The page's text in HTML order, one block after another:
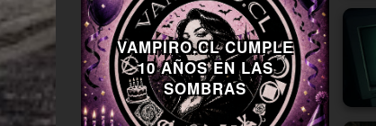
VAMPIRO.CL CUMPLE
10 AÑOS EN LAS
SOMBRAS